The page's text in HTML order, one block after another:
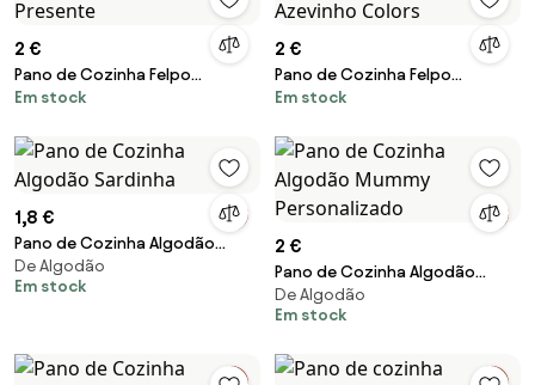
2 €
Pano de Cozinha Felpo
Presente
Em stock
2 €
Pano de Cozinha Felpo
Azevinho Colors
Em stock
1,8 €
Pano de Cozinha Algodão
Sardinha
De Algodão
Em stock
2 €
Pano de Cozinha Algodão
Mummy Personalizado
De Algodão
Em stock